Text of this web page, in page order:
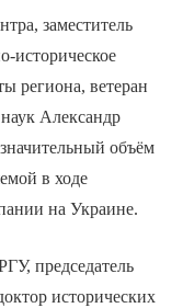
заместитель
историческое
региона, ветеран
Александр
объём
в ходе
на Украине.
председатель
исторических